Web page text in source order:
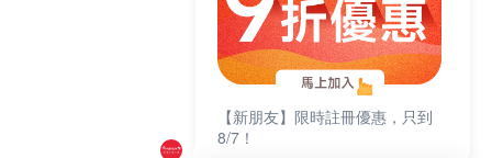
【新朋友】限時註冊優惠，只到
8/7！